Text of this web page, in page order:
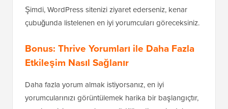
Şimdi, WordPress sitenizi ziyaret ederseniz, kenar
çubuğunda listelenen en iyi yorumcuları göreceksiniz.
Bonus: Thrive Yorumları ile Daha Fazla
Etkileşim Nasıl Sağlanır
Daha fazla yorum almak istiyorsanız, en iyi
yorumcularınızı görüntülemek harika bir başlangıçtır,